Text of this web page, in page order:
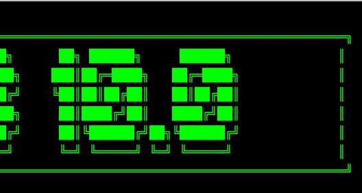
██╗ ██████╗     ██████╗              ║
███║██╔═████╗   ██╔═████╗             ║
╚██║██║██╔██║   ██║██╔██║             ║
██║████╔╝██║   ████╔╝██║             ║
██║╚██████╔╝██╗╚██████╔╝             ║
╚═╝ ╚═════╝ ╚═╝ ╚═════╝              ║